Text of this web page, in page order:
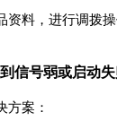
资料，进行调拨
信号弱或启动
方案：